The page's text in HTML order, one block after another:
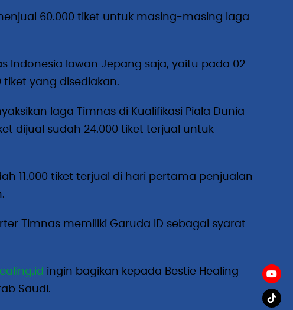
60.000 tiket untuk masing-masing laga
Indonesia lawan Jepang saja, yaitu pada 02
tiket yang disediakan.
laga Timnas di Kualifikasi Piala Dunia
dijual sudah 24.000 tiket terjual untuk
11.000 tiket terjual di hari pertama penjualan
Timnas memiliki Garuda ID sebagai syarat
ingin bagikan kepada Bestie Healing
Saudi.